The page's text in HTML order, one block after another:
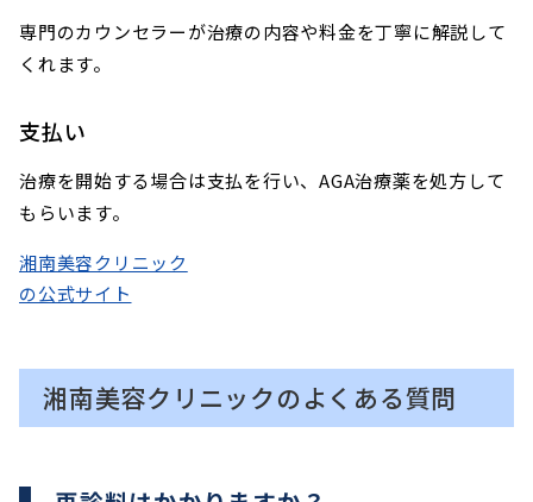
専門のカウンセラーが治療の内容や料金を丁寧に解説して
くれます。
支払い
治療を開始する場合は支払を行い、AGA治療薬を処方して
もらいます。
湘南美容クリニック
の公式サイト
湘南美容クリニックのよくある質問